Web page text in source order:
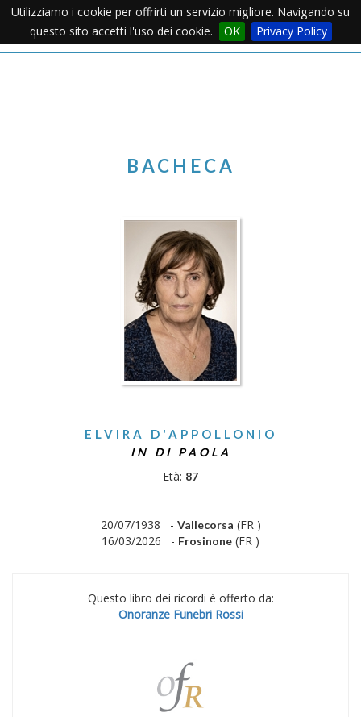
Utilizziamo i cookie per offrirti un servizio migliore. Navigando su
questo sito accetti l'uso dei cookie.
OK Privacy PolicyMenu
BACHECA
ELVIRA D'APPOLLONIO
IN DI PAOLA
Età: 87
20/07/1938 - Vallecorsa (FR )
16/03/2026 - Frosinone (FR )
Questo libro dei ricordi è offerto da:
Onoranze Funebri Rossi